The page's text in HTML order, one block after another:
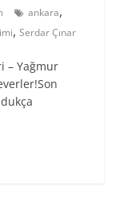
ankara,
, Serdar Çınar
– Yağmur